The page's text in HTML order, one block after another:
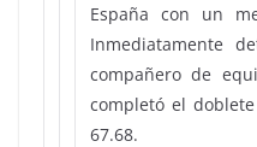
España con un
Inmediatamente
compañero de
completó el
67.68.